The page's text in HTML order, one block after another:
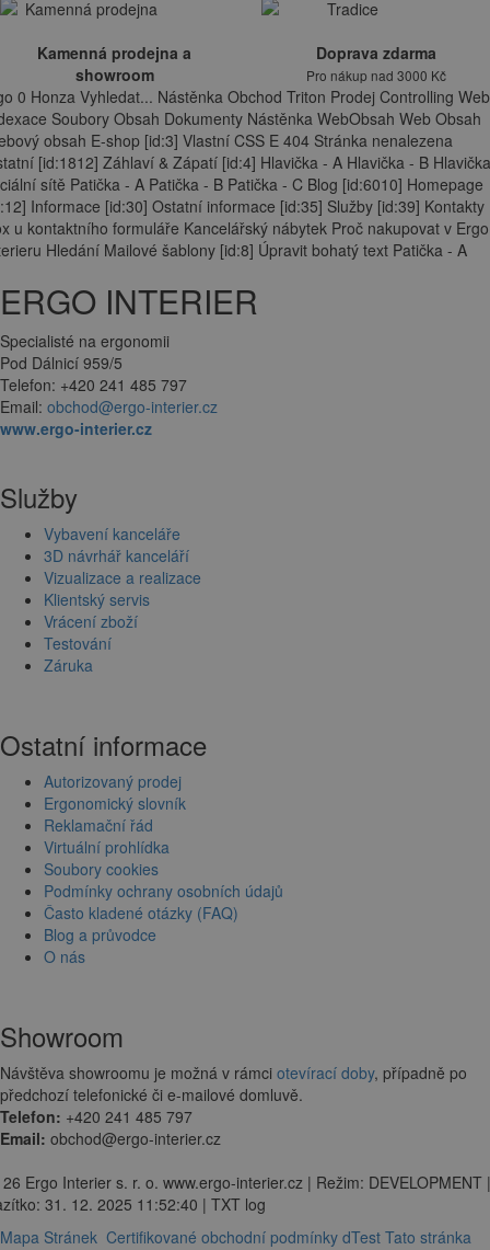
Kamenná prodejna a
showroom
Doprava zdarma
Pro nákup nad 3000 Kč
0 Honza Vyhledat... Nástěnka Obchod Triton Prodej Controlling Web
Soubory Obsah Dokumenty Nástěnka WebObsah Web Obsah
obsah E-shop [id:3] Vlastní CSS E 404 Stránka nenalezena
[id:1812] Záhlaví & Zápatí [id:4] Hlavička - A Hlavička - B
sítě Patička - A Patička - B Patička - C Blog [id:6010] Homepage
Informace [id:30] Ostatní informace [id:35] Služby [id:39] Kontakty
u kontaktního formuláře Kancelářský nábytek Proč nakupovat v Ergo
Hledání Mailové šablony [id:8] Úpravit bohatý text Patička - A
ERGO INTERIER
Specialisté na ergonomii
Pod Dálnicí 959/5
Telefon: +420 241 485 797
Email: obchod@ergo-interier.cz
www.ergo-interier.cz
Služby
Vybavení kanceláře
3D návrhář kanceláří
Vizualizace a realizace
Klientský servis
Vrácení zboží
Testování
Záruka
Ostatní informace
Autorizovaný prodej
Ergonomický slovník
Reklamační řád
Virtuální prohlídka
Soubory cookies
Podmínky ochrany osobních údajů
Často kladené otázky (FAQ)
Blog a průvodce
O nás
Showroom
Návštěva showroomu je možná v rámci otevírací doby, případně po
předchozí telefonické či e-mailové domluvě.
Telefon: +420 241 485 797
Email: obchod@ergo-interier.cz
Ergo Interier s. r. o. www.ergo-interier.cz | Režim: DEVELOPMENT |
31. 12. 2025 11:52:40 | TXT log
Mapa Stránek Certifikované obchodní podmínky dTest Tato stránka